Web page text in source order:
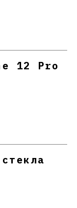
12 Pro